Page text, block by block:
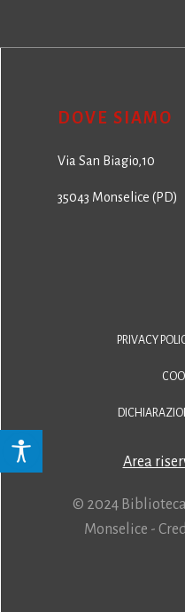
DOVE SIAMO
Via San Biagio,10
35043 Monselice (PD)
PRIVACY
Area
© 2024
Monselice -